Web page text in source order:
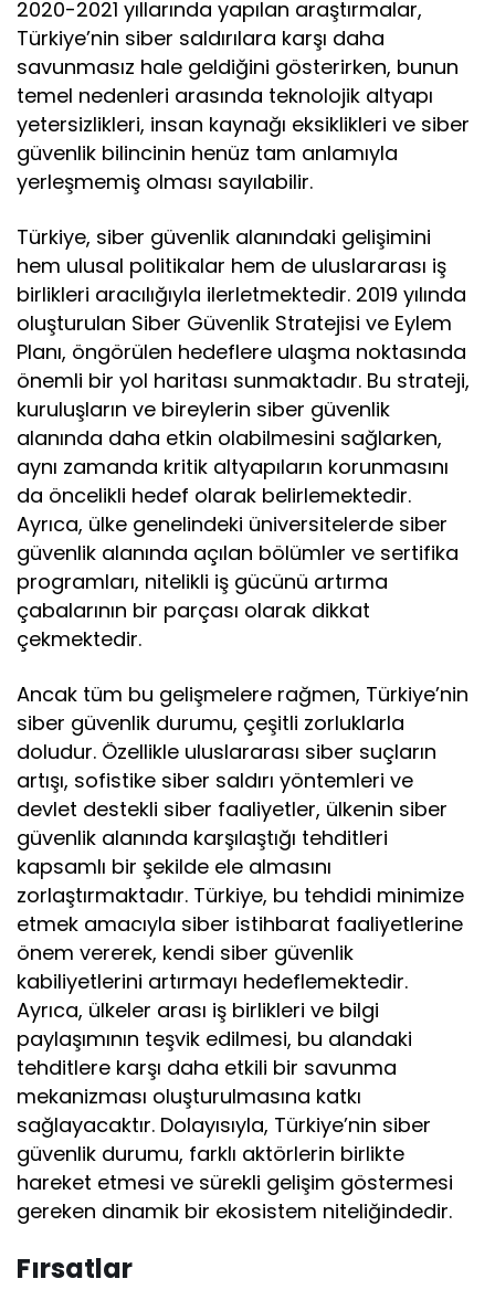
2020-2021 yıllarında yapılan araştırmalar,
Türkiye’nin siber saldırılara karşı daha
savunmasız hale geldiğini gösterirken, bunun
temel nedenleri arasında teknolojik altyapı
yetersizlikleri, insan kaynağı eksiklikleri ve siber
güvenlik bilincinin henüz tam anlamıyla
yerleşmemiş olması sayılabilir.
Türkiye, siber güvenlik alanındaki gelişimini
hem ulusal politikalar hem de uluslararası iş
birlikleri aracılığıyla ilerletmektedir. 2019 yılında
oluşturulan Siber Güvenlik Stratejisi ve Eylem
Planı, öngörülen hedeflere ulaşma noktasında
önemli bir yol haritası sunmaktadır. Bu strateji,
kuruluşların ve bireylerin siber güvenlik
alanında daha etkin olabilmesini sağlarken,
aynı zamanda kritik altyapıların korunmasını
da öncelikli hedef olarak belirlemektedir.
Ayrıca, ülke genelindeki üniversitelerde siber
güvenlik alanında açılan bölümler ve sertifika
programları, nitelikli iş gücünü artırma
çabalarının bir parçası olarak dikkat
çekmektedir.
Ancak tüm bu gelişmelere rağmen, Türkiye’nin
siber güvenlik durumu, çeşitli zorluklarla
doludur. Özellikle uluslararası siber suçların
artışı, sofistike siber saldırı yöntemleri ve
devlet destekli siber faaliyetler, ülkenin siber
güvenlik alanında karşılaştığı tehditleri
kapsamlı bir şekilde ele almasını
zorlaştırmaktadır. Türkiye, bu tehdidi minimize
etmek amacıyla siber istihbarat faaliyetlerine
önem vererek, kendi siber güvenlik
kabiliyetlerini artırmayı hedeflemektedir.
Ayrıca, ülkeler arası iş birlikleri ve bilgi
paylaşımının teşvik edilmesi, bu alandaki
tehditlere karşı daha etkili bir savunma
mekanizması oluşturulmasına katkı
sağlayacaktır. Dolayısıyla, Türkiye’nin siber
güvenlik durumu, farklı aktörlerin birlikte
hareket etmesi ve sürekli gelişim göstermesi
gereken dinamik bir ekosistem niteliğindedir.
Fırsatlar